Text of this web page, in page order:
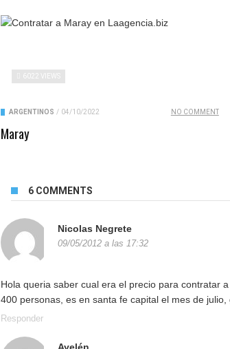
6022 VIEWS
ARGENTINOS / 04/10/2022 NO COMMENT
Maray
6 COMMENTS
Nicolas Negrete
09/05/2012 a las 17:32
Hola queria saber cual era el precio para contratar
400 personas, es en santa fe capital el mes de julio,
Responder